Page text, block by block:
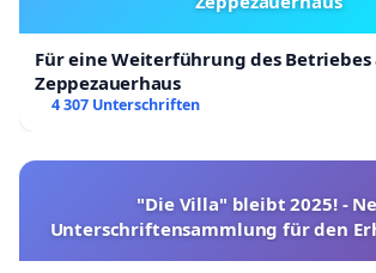
Für eine Weiterführung des Betriebes
Zeppezauerhaus
4 307 Unterschriften
"Die Villa" bleibt 2025! -
Unterschriftensammlung für den